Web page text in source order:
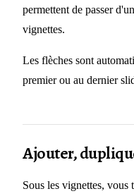
permettent de passer
vignettes.
Les flèches sont
premier ou au dernier
Ajouter,
Sous les vignettes, vous